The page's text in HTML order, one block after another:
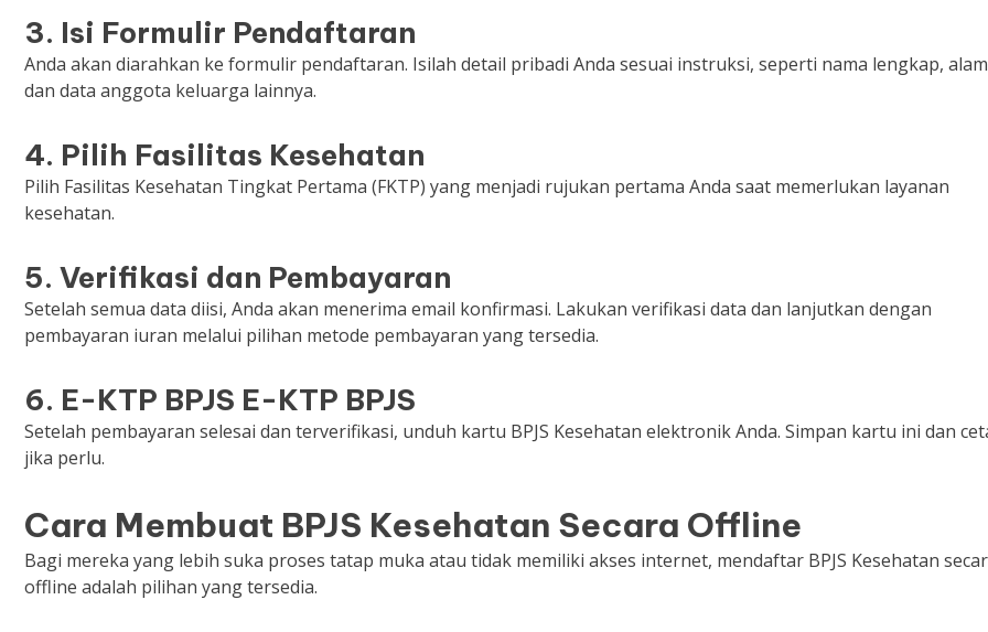
3. Isi Formulir Pendaftaran
Anda akan diarahkan ke formulir pendaftaran. Isilah detail pribadi Anda sesuai instruksi, seperti nama lengkap,
dan data anggota keluarga lainnya.
4. Pilih Fasilitas Kesehatan
Pilih Fasilitas Kesehatan Tingkat Pertama (FKTP) yang menjadi rujukan pertama Anda saat memerlukan layanan
kesehatan.
5. Verifikasi dan Pembayaran
Setelah semua data diisi, Anda akan menerima email konfirmasi. Lakukan verifikasi data dan lanjutkan dengan
pembayaran iuran melalui pilihan metode pembayaran yang tersedia.
6. E-KTP BPJS E-KTP BPJS
Setelah pembayaran selesai dan terverifikasi, unduh kartu BPJS Kesehatan elektronik Anda. Simpan kartu ini dan
jika perlu.
Cara Membuat BPJS Kesehatan Secara Offline
Bagi mereka yang lebih suka proses tatap muka atau tidak memiliki akses internet, mendaftar BPJS Kesehatan
offline adalah pilihan yang tersedia.